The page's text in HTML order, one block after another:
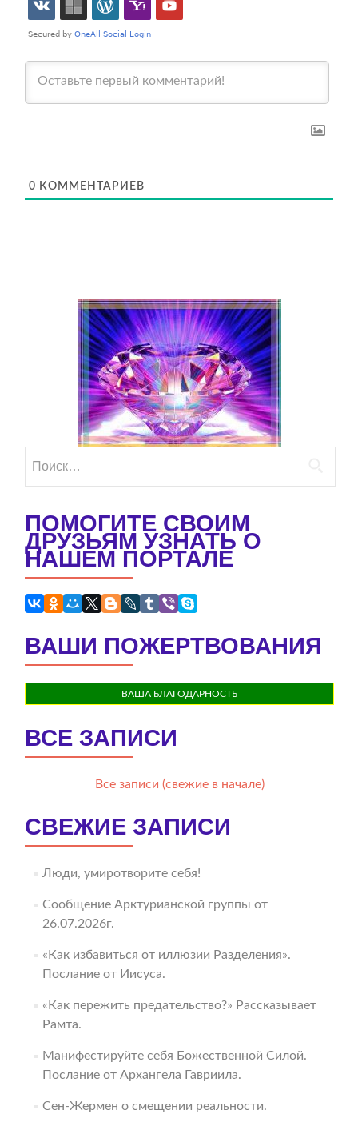
0 КОММЕНТАРИЕВ
ПОМОГИТЕ СВОИМ
ДРУЗЬЯМ УЗНАТЬ О
НАШЕМ ПОРТАЛЕ
ВАШИ ПОЖЕРТВОВАНИЯ
ВАША БЛАГОДАРНОСТЬ
ВСЕ ЗАПИСИ
Все записи (свежие в начале)
СВЕЖИЕ ЗАПИСИ
Люди, умиротворите себя!
Сообщение Арктурианской группы от
26.07.2026г.
«Как избавиться от иллюзии Разделения».
Послание от Иисуса.
«Как пережить предательство?» Рассказывает
Рамта.
Манифестируйте себя Божественной Силой.
Послание от Архангела Гавриила.
Сен-Жермен о смещении реальности.